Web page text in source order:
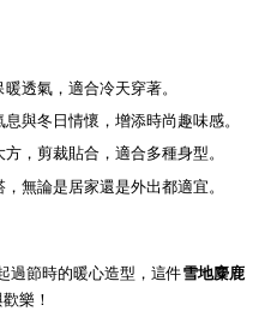
透氣，適合冷天穿著。
與冬日情懷，增添時尚趣味感。
方，剪裁貼合，適合多種身型。
無論是居家還是外出都適宜。
過節時的暖心造型，這件雪地麋鹿
樂！